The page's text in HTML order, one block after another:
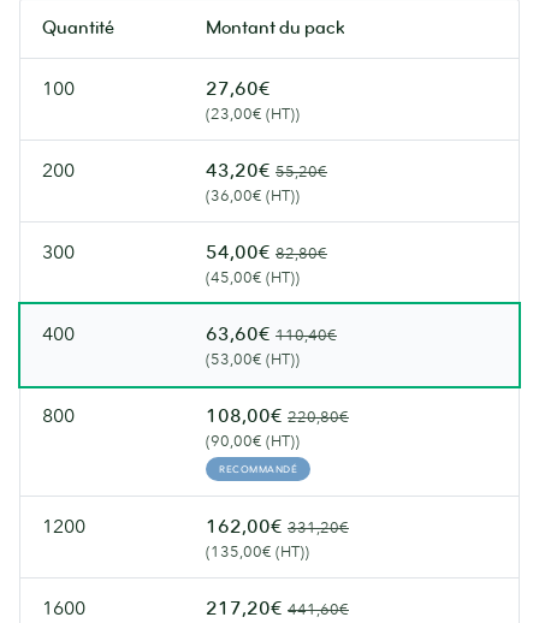
succès
famille
(350
(600
g/m²,
laminé)
Quantité Montant du pack
100 27,60€
(23,00€ (HT))
200 43,20€ 55,20€
(36,00€ (HT))
300 54,00€ 82,80€
(45,00€ (HT))
400 63,60€ 110,40€
(53,00€ (HT))
800 108,00€ 220,80€
(90,00€ (HT))
RECOMMANDÉ
1200 162,00€ 331,20€
(135,00€ (HT))
1600 217,20€ 441,60€